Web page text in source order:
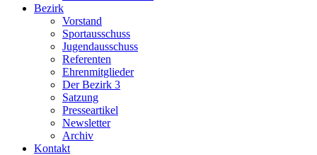
Bezirk
Vorstand
Sportausschuss
Jugendausschuss
Referenten
Ehrenmitglieder
Der Bezirk 3
Satzung
Presseartikel
Newsletter
Archiv
Kontakt